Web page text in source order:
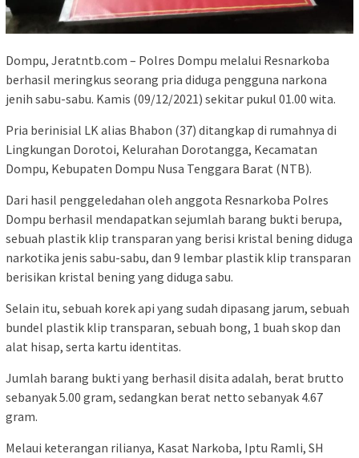
Dompu, Jeratntb.com – Polres Dompu melalui Resnarkoba
berhasil meringkus seorang pria diduga pengguna narkona
jenih sabu-sabu. Kamis (09/12/2021) sekitar pukul 01.00 wita.
Pria berinisial LK alias Bhabon (37) ditangkap di rumahnya di
Lingkungan Dorotoi, Kelurahan Dorotangga, Kecamatan
Dompu, Kebupaten Dompu Nusa Tenggara Barat (NTB).
Dari hasil penggeledahan oleh anggota Resnarkoba Polres
Dompu berhasil mendapatkan sejumlah barang bukti berupa,
sebuah plastik klip transparan yang berisi kristal bening diduga
narkotika jenis sabu-sabu, dan 9 lembar plastik klip transparan
berisikan kristal bening yang diduga sabu.
Selain itu, sebuah korek api yang sudah dipasang jarum, sebuah
bundel plastik klip transparan, sebuah bong, 1 buah skop dan
alat hisap, serta kartu identitas.
Jumlah barang bukti yang berhasil disita adalah, berat brutto
sebanyak 5.00 gram, sedangkan berat netto sebanyak 4.67
gram.
Melaui keterangan rilianya, Kasat Narkoba, Iptu Ramli, SH